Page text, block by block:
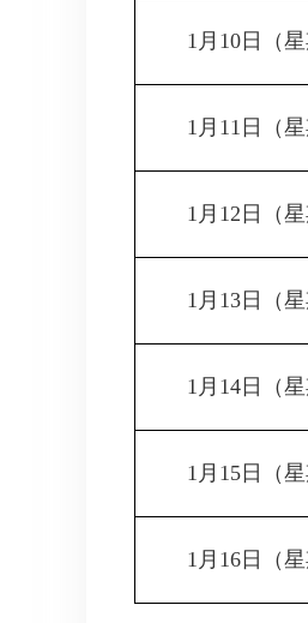
1月10日（星
1月11日（星
1月12日（星
1月13日（星
1月14日（星
1月15日（星
1月16日（星